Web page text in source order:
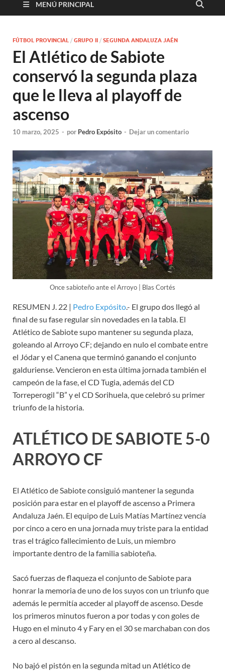
MENÚ PRINCIPAL
FÚTBOL PROVINCIAL / GRUPO II / SEGUNDA ANDALUZA JAÉN
El Atlético de Sabiote
conservó la segunda plaza
que le lleva al playoff de
ascenso
10 marzo, 2025 - por Pedro Expósito - Dejar un comentario
Once sabioteño ante el Arroyo | Blas Cortés
RESUMEN J. 22 | Pedro Expósito.- El grupo dos llegó al
final de su fase regular sin novedades en la tabla. El
Atlético de Sabiote supo mantener su segunda plaza,
goleando al Arroyo CF; dejando en nulo el combate entre
el Jódar y el Canena que terminó ganando el conjunto
galduriense. Vencieron en esta última jornada también el
campeón de la fase, el CD Tugia, además del CD
Torreperogil “B” y el CD Sorihuela, que celebró su primer
triunfo de la historia.
ATLÉTICO DE SABIOTE 5-0
ARROYO CF
El Atlético de Sabiote consiguió mantener la segunda
posición para estar en el playoff de ascenso a Primera
Andaluza Jaén. El equipo de Luis Matías Martínez vencía
por cinco a cero en una jornada muy triste para la entidad
tras el trágico fallecimiento de Luis, un miembro
importante dentro de la familia sabioteña.
Sacó fuerzas de flaqueza el conjunto de Sabiote para
honrar la memoria de uno de los suyos con un triunfo que
además le permitía acceder al playoff de ascenso. Desde
los primeros minutos fueron a por todas y con goles de
Hugo en el minuto 4 y Fary en el 30 se marchaban con dos
a cero al descanso.
No bajó el pistón en la segunda mitad un Atlético de